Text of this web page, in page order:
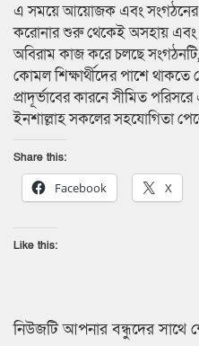
এ সময়ে আয়োজক এবং সংগঠনের
করোনার শুরু থেকেই অসহায় এবং
অবিরাম কাজ করে চলছে
কোমল শিক্ষার্থীদের পাশে থাকতে
প্রাদূর্ভাবের কারনে সীমিত
ইনশাল্লাহ সকলের সহযোগিতা
Share this:
Facebook X
Like this:
নিউজটি আপনার বন্ধুদের সাথে